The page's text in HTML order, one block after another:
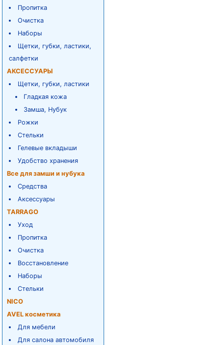
Пропитка
Очистка
Наборы
Щетки, губки, ластики,
салфетки
АКСЕССУАРЫ
Щетки, губки, ластики
Гладкая кожа
Замша, Нубук
Рожки
Стельки
Гелевые вкладыши
Удобство хранения
Все для замши и нубука
Средства
Аксессуары
TARRAGO
Уход
Пропитка
Очистка
Восстановление
Наборы
Стельки
NICO
AVEL косметика
Для мебели
Для салона автомобиля